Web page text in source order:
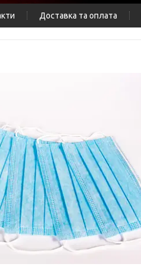
Доставка та оплата